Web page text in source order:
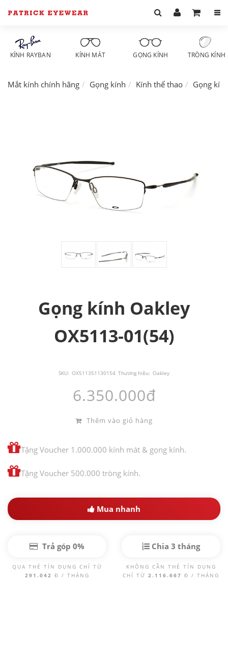
KÍNH RAYBAN KÍNH MÁT GỌNG KÍNH TRÒNG KÍNH
Mắt kính chính hãng Gọng kính Kính thể thao Gọng
Gọng kính Oakley
OX5113-01(54)
SKU: OX511351130154 Thương hiệu: Oakley
6.350.000đ
Thêm vào giỏ hàng
Tặng Voucher 1.000.000 kính mát & gọng kính.
Tặng Voucher 500.000 tròng kính.
Mua nhanh
Trả góp 0%
QUA THẺ TÍN DỤNG CHỈ TỪ
291.042 Đ / THÁNG
Chia 3 tháng
KHÔNG CẦN THẺ TÍN DỤNG
CHỈ TỪ 2.116.667 Đ / THÁNG